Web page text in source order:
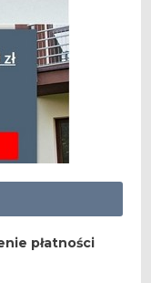
płatności